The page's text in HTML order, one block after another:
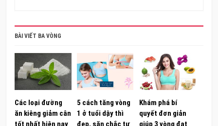
BÀI VIẾT BA VÒNG
Các loại đường
ăn kiêng giảm cân
tốt nhất hiện nay
5 cách tăng vòng
1 ở tuổi dậy thì
đẹp, săn chắc tự
Khám phá bí
quyết đơn giản
giúp 3 vòng đạt